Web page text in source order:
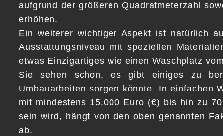
aufgrund der größeren Quadratmeterzahl
erhöhen.
Ein weiterer wichtiger Aspekt ist natürlich
Ausstattungsniveau mit speziellen
etwas Einzigartiges wie einen Waschplatz
Sie sehen schon, es gibt einiges zu
Umbauarbeiten sorgen könnte. In einfachen
mit mindestens 15.000 Euro (€) bis hin zu
sein wird, hängt von den oben genannten
ab.